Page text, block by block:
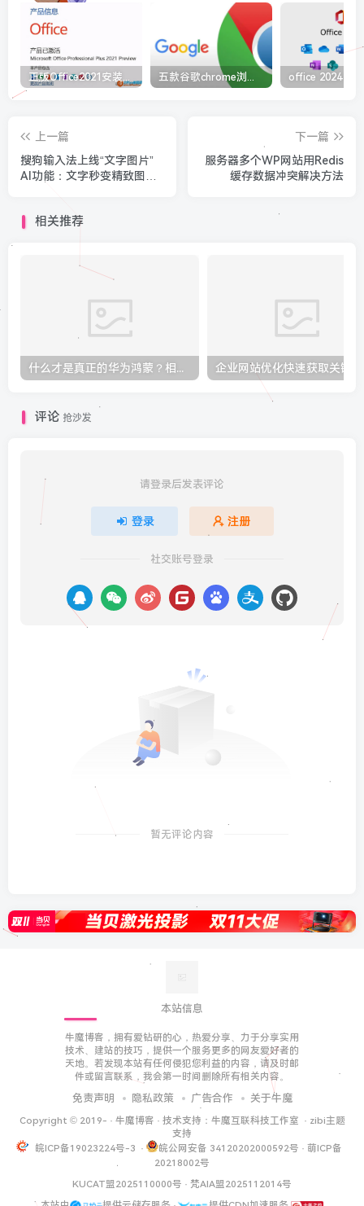
五款谷歌chrome浏览器截图插件工具推荐
上一篇
搜狗输入法上线“文字图片”
AI功能：文字秒变精致图片
下一篇
服务器多个WP网站用Redis
缓存数据冲突解决方法
相关推荐
什么才是真正的华为鸿蒙？相信我，99%的人都理解错了！
评论 抢沙发
请登录后发表评论
登录 注册
社交账号登录
暂无评论内容
本站信息
牛魔博客，拥有爱钻研的心，热爱分享、力于分享实用
技术、建站的技巧，提供一个服务更多的网友爱好者的
天地。若发现本站有任何侵犯您利益的内容，请及时邮
件或留言联系，我会第一时间删除所有相关内容。
免责声明 隐私政策 广告合作 关于牛魔
Copyright © 2019- · 牛魔博客 · 技术支持： 牛魔互联科技工作室 · zibi主题
支持
皖ICP备19023224号-3 · 皖公网安备 34120202000592号 · 萌ICP备
20218002号
KUCAT盟2025110000号 · 梵AIA盟2025112014号